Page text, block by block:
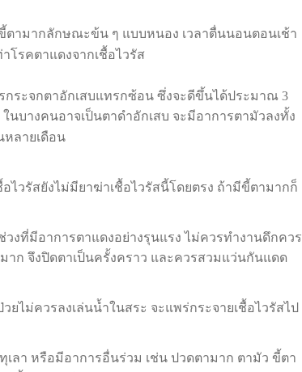
ตามากลักษณะข้น ๆ แบบหนอง เวลาตื่นนอนตอนเช้า
โรคตาแดงจากเชื้อไวรัส
กระจกตาอักเสบแทรกซ้อน ซึ่งจะดีขึ้นได้ประมาณ 3
นบางคนอาจเป็นตาดำอักเสบ จะมีอาการตามัวลงทั้ง
หลายเดือน
ไวรัสยังไม่มียาฆ่าเชื้อไวรัสนี้โดยตรง ถ้ามีขี้ตามากก็
มีอาการตาแดงอย่างรุนแรง ไม่ควรทำงานดึกควร
าก จึงปิดตาเป็นครั้งคราว และควรสวมแว่นกันแดด
ควรลงเล่นน้ำในสระ จะแพร่กระจายเชื้อไวรัสไป
เลา หรือมีอาการอื่นร่วม เช่น ปวดตามาก ตามัว ขี้ตา